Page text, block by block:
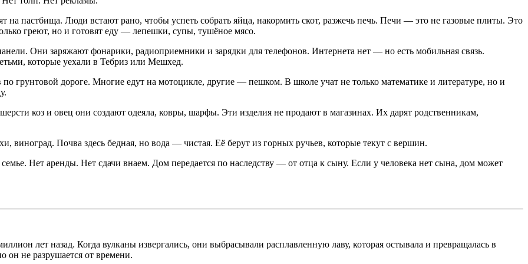
на пастбища. Люди встают рано, чтобы успеть собрать яйца, накормить скот, разжечь печь. Печи — это не газовые плиты. Это
греют, но и готовят еду — лепешки, супы, тушёное мясо.
Они заряжают фонарики, радиоприемники и зарядки для телефонов. Интернета нет — но есть мобильная связь.
которые уехали в Тебриз или Мешхед.
грунтовой дороге. Многие едут на мотоцикле, другие — пешком. В школе учат не только математике и литературе, но и
коз и овец они создают одеяла, ковры, шарфы. Эти изделия не продают в магазинах. Их дарят родственникам,
Почва здесь бедная, но вода — чистая. Её берут из горных ручьев, которые текут с вершин.
Нет аренды. Нет сдачи внаем. Дом передается по наследству — от отца к сыну. Если у человека нет сына, дом может
лет назад. Когда вулканы извергались, они выбрасывали расплавленную лаву, которая остывала и превращалась в
он не разрушается от времени.